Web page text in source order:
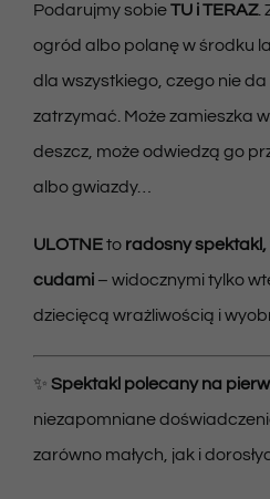
Podarujmy sobieTU i TERAZ.
ogród albo polanę w środku
dla wszystkiego, czego nie
zatrzymać. Może zamieszka
deszcz, może odwiedzą go
albo gwiazdy…
ULOTNEto radosny spektakl,
cudami – widocznymi tylko
dziecięcą wrażliwością i
✨ Spektakl polecany na
niezapomniane
zarówno małych, jak i